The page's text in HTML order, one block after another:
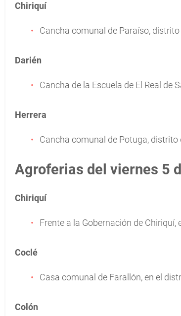
Chiriquí
Cancha comunal de Paraíso, distrito
Darién
Cancha de la Escuela de El Real de
Herrera
Cancha comunal de Potuga, distrito
Agroferias del viernes 5
Chiriquí
Frente a la Gobernación de Chiriquí,
Coclé
Casa comunal de Farallón, en el
Colón